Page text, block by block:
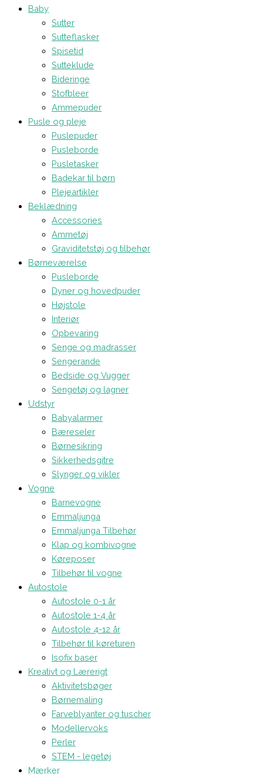
Baby
Sutter
Sutteflasker
Spisetid
Sutteklude
Bideringe
Stofbleer
Ammepuder
Pusle og pleje
Puslepuder
Pusleborde
Pusletasker
Badekar til børn
Plejeartikler
Beklædning
Accessories
Ammetøj
Graviditetstøj og tilbehør
Børneværelse
Pusleborde
Dyner og hovedpuder
Højstole
Interiør
Opbevaring
Senge og madrasser
Sengerande
Bedside og Vugger
Sengetøj og lagner
Udstyr
Babyalarmer
Bæreseler
Børnesikring
Sikkerhedsgitre
Slynger og vikler
Vogne
Barnevogne
Emmaljunga
Emmaljunga Tilbehør
Klap og kombivogne
Køreposer
Tilbehør til vogne
Autostole
Autostole 0-1 år
Autostole 1-4 år
Autostole 4-12 år
Tilbehør til køreturen
Isofix baser
Kreativt og Lærerigt
Aktivitetsbøger
Børnemaling
Farveblyanter og tuscher
Modellervoks
Perler
STEM - legetøj
Mærker